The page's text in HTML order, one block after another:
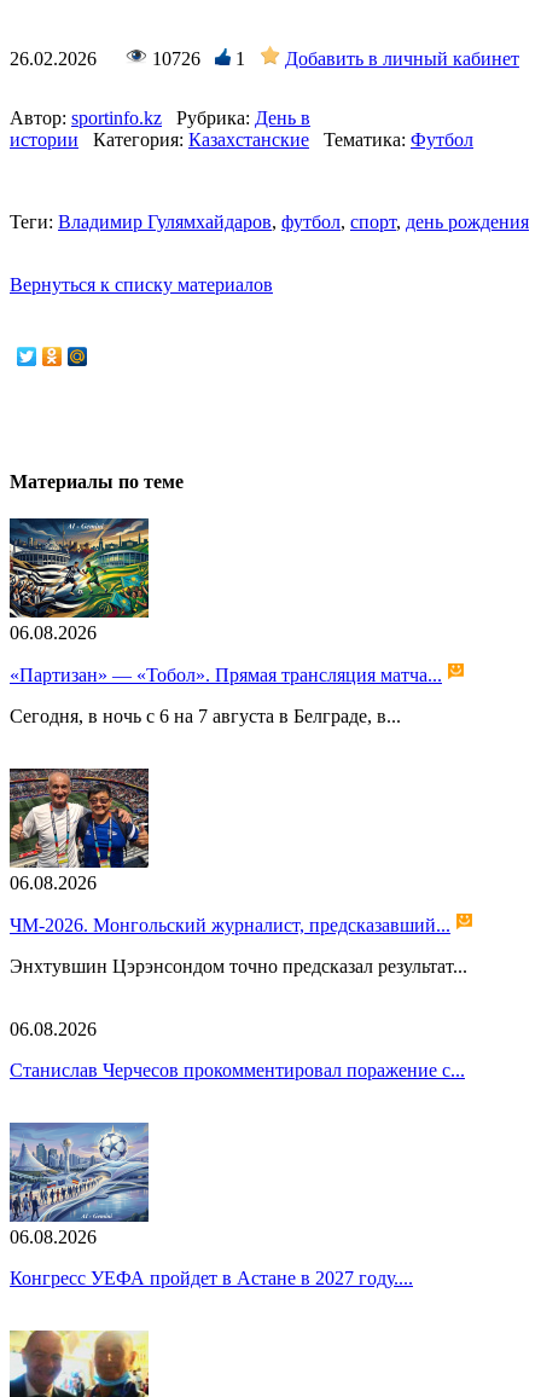
26.02.2026 10726 1 Добавить в личный кабинет
Автор: sportinfo.kz Рубрика: День в
истории
Категория: Казахстанские Тематика: Футбол
Теги: Владимир Гулямхайдаров, футбол, спорт, день рождения
Вернуться к списку материалов
Материалы по теме
06.08.2026
«Партизан» — «Тобол». Прямая трансляция матча...
Сегодня, в ночь с 6 на 7 августа в Белграде, в...
06.08.2026
ЧМ-2026. Монгольский журналист, предсказавший...
Энхтувшин Цэрэнсондом точно предсказал результат...
06.08.2026
Станислав Черчесов прокомментировал поражение с...
06.08.2026
Конгресс УЕФА пройдет в Астане в 2027 году....